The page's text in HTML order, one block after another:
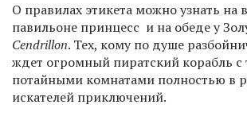
О правилах этикета можно узнать на
павильоне принцесс и на обеде у
Cendrillon. Тех, кому по душе
ждет огромный пиратский корабль
потайными комнатами полностью в
искателей приключений.